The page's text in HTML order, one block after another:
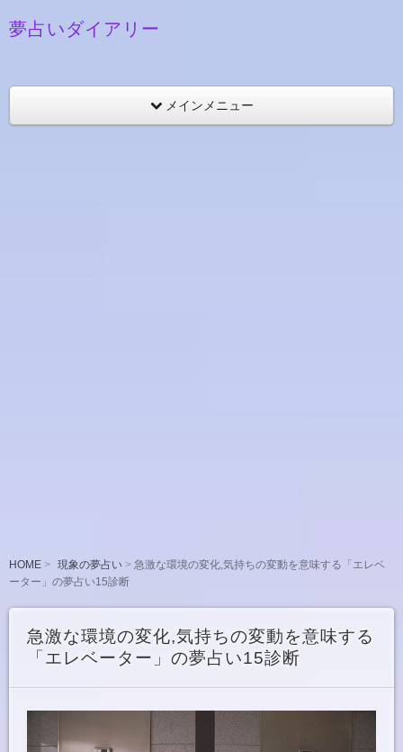
夢占いダイアリー
メインメニュー
HOME 現象の夢占い
急激な環境の変化,気持ちの変動を意味する「エレベ
ーター」の夢占い15診断
急激な環境の変化,気持ちの変動を意味する
「エレベーター」の夢占い15診断